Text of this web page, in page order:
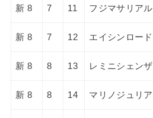
新 8 7 11 フジマサリアル
新 8 7 12 エイシンロード
新 8 8 13 レミニシェンザ
新 8 8 14 マリノジュリア